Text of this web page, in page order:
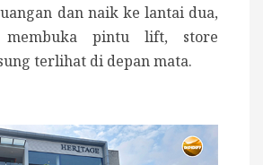
dan naik ke lantai dua,
pintu lift, store
terlihat di depan mata.